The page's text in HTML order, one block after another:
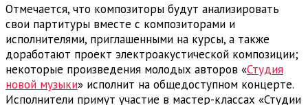
Отмечается, что композиторы будут анализировать
свои партитуры вместе с композиторами и
исполнителями, приглашенными на курсы, а также
доработают проект электроакустической композиции;
некоторые произведения молодых авторов «Студия
новой музыки» исполнит на общедоступном концерте.
Исполнители примут участие в мастер-классах «Студии